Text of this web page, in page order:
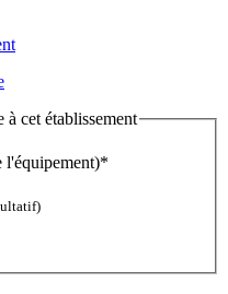
cet établissement
l'équipement)*